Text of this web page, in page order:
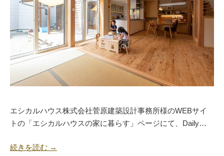
エシカルハウス株式会社菅原建築設計事務所様のWEBサイ
トの「エシカルハウスの家に暮らす」ページにて、Daily…
続きを読む →